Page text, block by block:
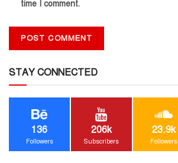
time I comment.
STAY CONNECTED
136
Followers
206k
Subscribers
23.9k
Followers